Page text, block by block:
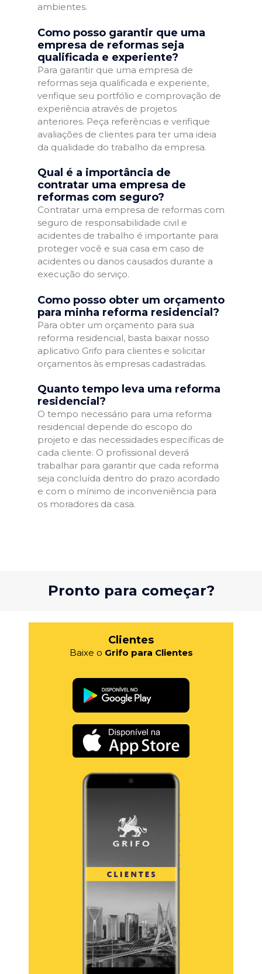
ambientes.
Como posso garantir que uma
empresa de reformas seja
qualificada e experiente?
Para garantir que uma empresa de
reformas seja qualificada e experiente,
verifique seu portfólio e comprovação de
experiência através de projetos
anteriores. Peça referências e verifique
avaliações de clientes para ter uma ideia
da qualidade do trabalho da empresa.
Qual é a importância de
contratar uma empresa de
reformas com seguro?
Contratar uma empresa de reformas com
seguro de responsabilidade civil e
acidentes de trabalho é importante para
proteger você e sua casa em caso de
acidentes ou danos causados durante a
execução do serviço.
Como posso obter um orçamento
para minha reforma residencial?
Para obter um orçamento para sua
reforma residencial, basta baixar nosso
aplicativo Grifo para clientes e solicitar
orçamentos às empresas cadastradas.
Quanto tempo leva uma reforma
residencial?
O tempo necessário para uma reforma
residencial depende do escopo do
projeto e das necessidades específicas de
cada cliente. O profissional deverá
trabalhar para garantir que cada reforma
seja concluída dentro do prazo acordado
e com o mínimo de inconveniência para
os moradores da casa.
Pronto para começar?
Clientes
Baixe o Grifo para Clientes